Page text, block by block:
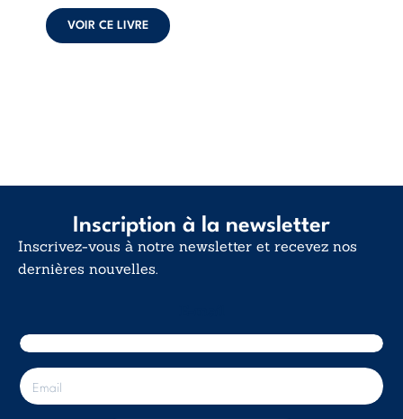
déclaration
d’existence pour ...
VOIR CE LIVRE
Inscription à la newsletter
Inscrivez-vous à notre newsletter et recevez nos
dernières nouvelles.
E
-
m